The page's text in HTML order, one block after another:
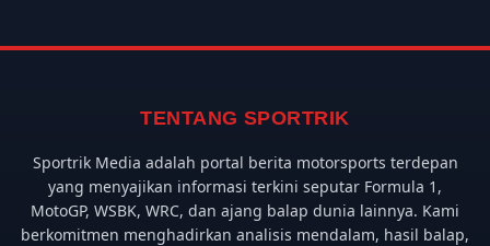
TENTANG SPORTRIK
Sportrik Media adalah portal berita motorsports terdepan
yang menyajikan informasi terkini seputar Formula 1,
MotoGP, WSBK, WRC, dan ajang balap dunia lainnya. Kami
berkomitmen menghadirkan analisis mendalam, hasil balap,